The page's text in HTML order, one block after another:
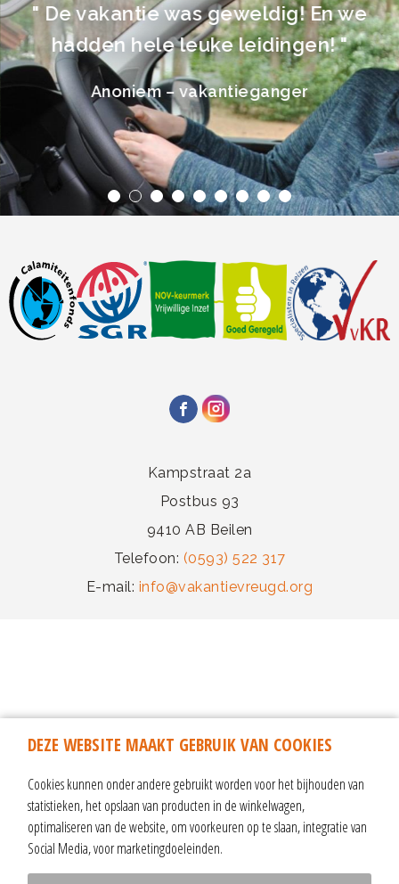
" De vakantie was geweldig! En we
hadden hele leuke leidingen! "
Anoniem – vakantieganger
Kampstraat 2a
Postbus 93
9410 AB Beilen
Telefoon: (0593) 522 317
E-mail: info@vakantievreugd.org
DEZE WEBSITE MAAKT GEBRUIK VAN COOKIES
Cookies kunnen onder andere gebruikt worden voor het bijhouden van
statistieken, het opslaan van producten in de winkelwagen,
optimaliseren van de website, om voorkeuren op te slaan, integratie van
Social Media, voor marketingdoeleinden.